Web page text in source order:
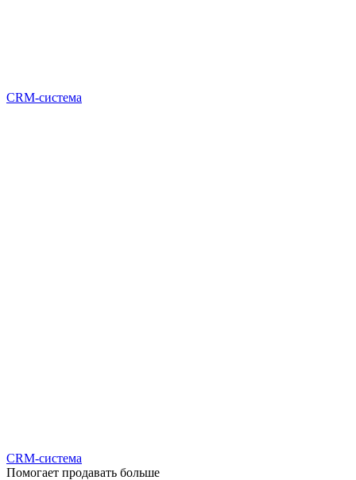
CRM-система
CRM-система
Помогает продавать больше